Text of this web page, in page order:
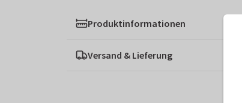
Produktinformationen
Versand & Lieferung